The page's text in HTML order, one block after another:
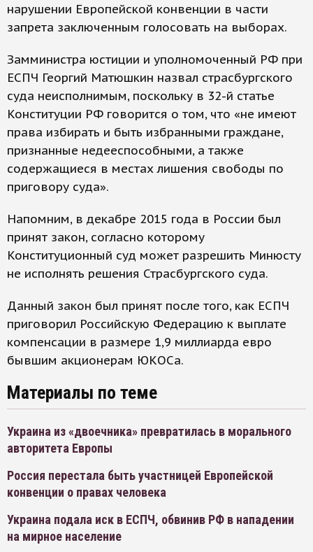
нарушении Европейской конвенции в части
запрета заключенным голосовать на выборах.
Замминистра юстиции и уполномоченный РФ при
ЕСПЧ Георгий Матюшкин назвал страсбургского
суда неисполнимым, поскольку в 32-й статье
Конституции РФ говорится о том, что «не имеют
права избирать и быть избранными граждане,
признанные недееспособными, а также
содержащиеся в местах лишения свободы по
приговору суда».
Напомним, в декабре 2015 года в России был
принят закон, согласно которому
Конституционный суд может разрешить Минюсту
не исполнять решения Страсбургского суда.
Данный закон был принят после того, как ЕСПЧ
приговорил Российскую Федерацию к выплате
компенсации в размере 1,9 миллиарда евро
бывшим акционерам ЮКОСа.
Материалы по теме
Украина из «двоечника» превратилась в морального
авторитета Европы
Россия перестала быть участницей Европейской
конвенции о правах человека
Украина подала иск в ЕСПЧ, обвинив РФ в нападении
на мирное население